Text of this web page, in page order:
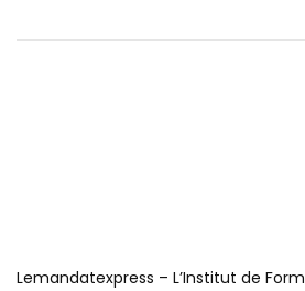
Lemandatexpress – L’Institut de